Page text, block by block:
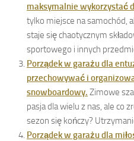
maksymalnie wykorzystać
tylko miejsce na samochód,
staje się chaotycznym
sportowego i innych
Porządek w garażu dla
przechowywać i
snowboardowy. Zimowe
pasja dla wielu z nas, ale co
sezon się kończy?
Porządek w garażu dla